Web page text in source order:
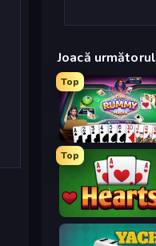
Joacă următorul
Top
Gin Rummy Mania
Top
Hearts: Classic